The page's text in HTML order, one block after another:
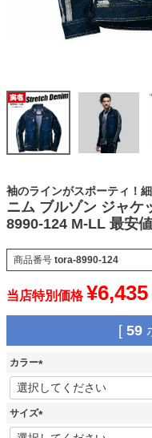
袖のラインがスポーティ！
ニム ブルゾン ジャケ
8990-124 M-LL 最安
商品番号 tora-8990-124
当店特別価格 ¥6,435
[ 59
カラー
(
必
須
サイズ
(